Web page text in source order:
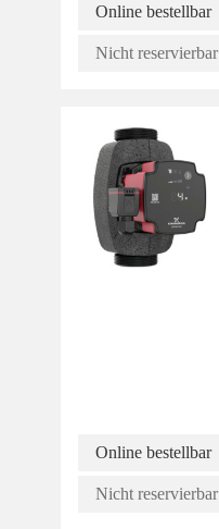
Online bestellbar
Nicht reservierbar
Online bestellbar
Nicht reservierbar